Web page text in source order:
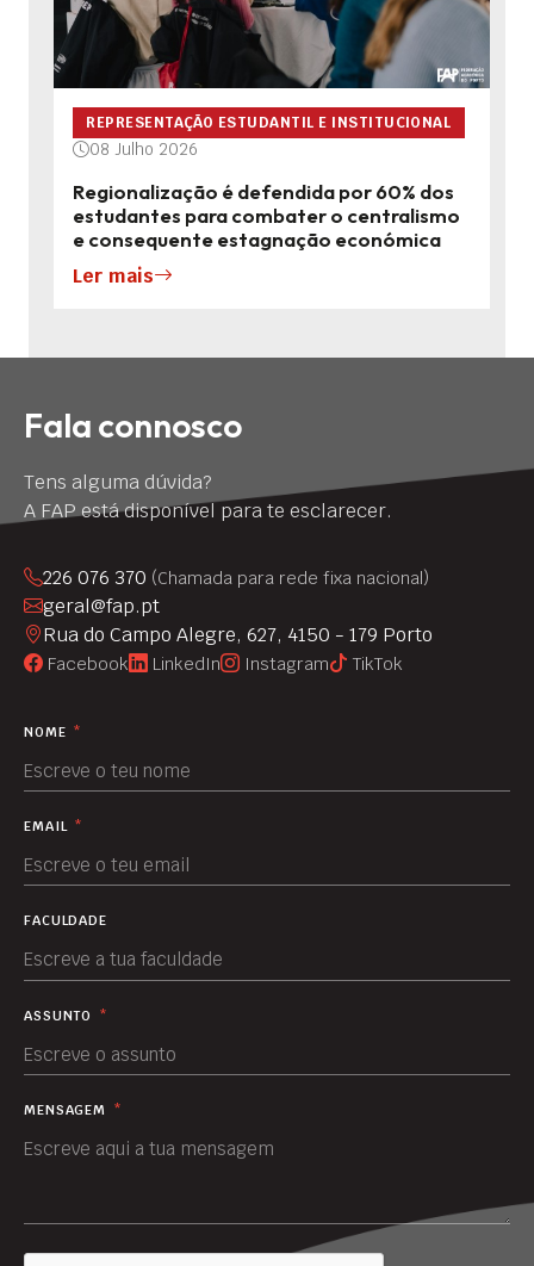
REPRESENTAÇÃO ESTUDANTIL E INSTITUCIONAL
08 Julho 2026
Regionalização é defendida por 60% dos
estudantes para combater o centralismo
e consequente estagnação económica
Ler mais
Fala connosco
Tens alguma dúvida?
A FAP está disponível para te esclarecer.
226 076 370 (Chamada para rede fixa nacional)
geral@fap.pt
Rua do Campo Alegre, 627, 4150 - 179 Porto
Facebook LinkedIn Instagram TikTok
NOME *
EMAIL *
FACULDADE
ASSUNTO *
MENSAGEM *